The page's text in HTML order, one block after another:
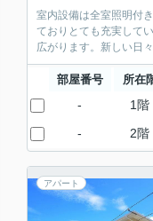
室内設備は全室照明付
ておりとても充実して
広がります。新しい日
部屋番号 所在
- 1階
- 2階
アパート